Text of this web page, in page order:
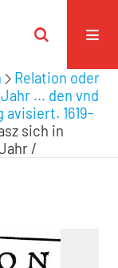
Relation oder
... den vnd
1619-
sich in
/